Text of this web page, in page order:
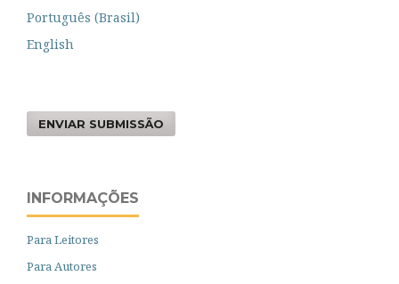
Português (Brasil)
English
ENVIAR SUBMISSÃO
INFORMAÇÕES
Para Leitores
Para Autores